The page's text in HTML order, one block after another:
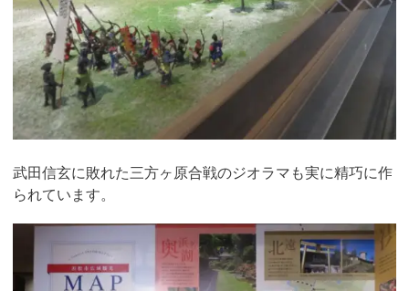
武田信玄に敗れた三方ヶ原合戦のジオラマも実に精巧に作
られています。